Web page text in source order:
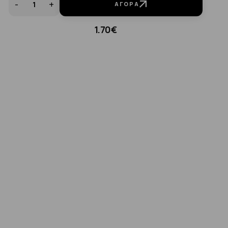
- + ΑΓΟΡΆ
1.70€